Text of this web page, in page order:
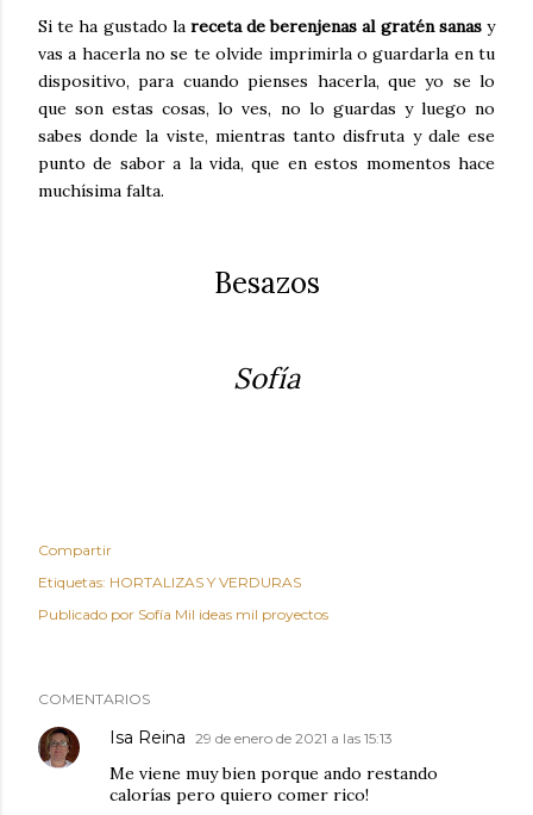
Si te ha gustado la receta de berenjenas al gratén sanasy
vas a hacerla no se te olvide imprimirla o guardarla en tu
dispositivo, para cuando pienses hacerla, que yo se lo
que son estas cosas, lo ves, no lo guardas y luego no
sabes donde la viste, mientras tanto disfruta y dale ese
punto de sabor a la vida, que en estos momentos hace
muchísima falta.
Besazos
Sofía
Compartir
Etiquetas: HORTALIZAS Y VERDURAS
Publicado por Sofía Mil ideas mil proyectos
COMENTARIOS
Isa Reina 29 de enero de 2021 a las 15:13
Me viene muy bien porque ando restando
calorías pero quiero comer rico!